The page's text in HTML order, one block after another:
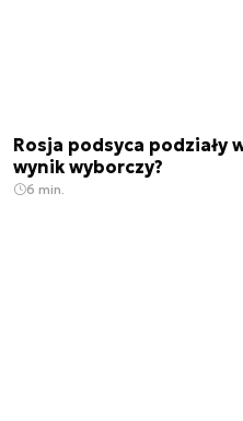
Rosja podsyca podziały
wynik wyborczy?
6 min.